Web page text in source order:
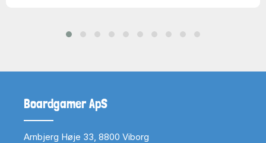
Boardgamer ApS
Arnbjerg Høje 33, 8800 Viborg